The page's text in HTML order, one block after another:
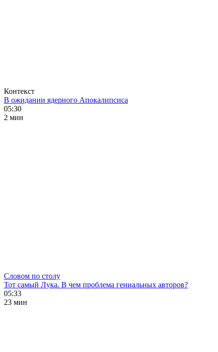
Контекст
В ожидании ядерного Апокалипсиса
05:30
2 мин
Словом по столу
Тот самый Лука. В чем проблема гениальных авторов?
05:33
23 мин